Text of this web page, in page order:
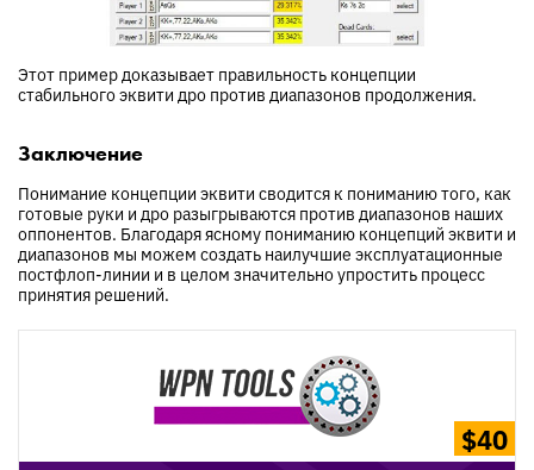
Этот пример доказывает правильность концепции
стабильного эквити дро против диапазонов продолжения.
Заключение
Понимание концепции эквити сводится к пониманию того, как
готовые руки и дро разыгрываются против диапазонов наших
оппонентов. Благодаря ясному пониманию концепций эквити и
диапазонов мы можем создать наилучшие эксплуатационные
постфлоп-линии и в целом значительно упростить процесс
принятия решений.
$40